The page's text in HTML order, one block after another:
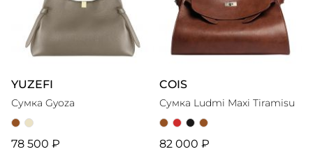
YUZEFI
Сумка Gyoza
78 500 ₽
COIS
Сумка Ludmi Maxi Tiramisu
82 000 ₽